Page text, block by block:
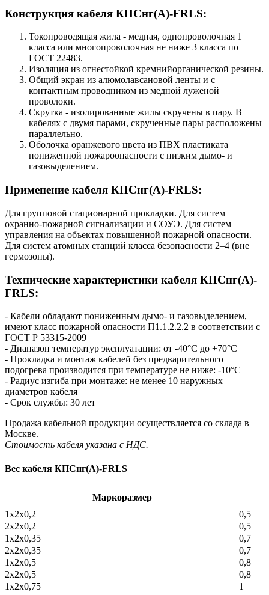
Конструкция кабеля КПСнг(А)-FRLS:
Токопроводящая жила - медная, однопроволочная 1
класса или многопроволочная не ниже 3 класса по
ГОСТ 22483.
Изоляция из огнестойкой кремнийорганической резины.
Общий экран из алюмолавсановой ленты и с
контактным проводником из медной луженой
проволоки.
Скрутка - изолированные жилы скручены в пару. В
кабелях с двумя парами, скрученные пары расположены
параллельно.
Оболочка оранжевого цвета из ПВХ пластиката
пониженной пожароопасности с низким дымо- и
газовыделением.
Применение кабеля КПСнг(А)-FRLS:
Для групповой стационарной прокладки. Для систем
охранно-пожарной сигнализации и СОУЭ. Для систем
управления на объектах повышенной пожарной опасности.
Для систем атомных станций класса безопасности 2–4 (вне
гермозоны).
Технические характеристики кабеля КПСнг(А)-
FRLS:
- Кабели обладают пониженным дымо- и газовыделением,
имеют класс пожарной опасности П1.1.2.2.2 в соответствии с
ГОСТ Р 53315-2009
- Диапазон температур эксплуатации: от -40°С до +70°С
- Прокладка и монтаж кабелей без предварительного
подогрева производится при температуре не ниже: -10°С
- Радиус изгиба при монтаже: не менее 10 наружных
диаметров кабеля
- Срок службы: 30 лет
Продажа кабельной продукции осуществляется со склада в
Москве.
Стоимость кабеля указана с НДС.
Вес кабеля КПСнг(А)-FRLS
Маркоразмер
1х2х0,2
0,5
2х2х0,2
0,5
1х2х0,35
0,7
2х2х0,35
0,7
1х2х0,5
0,8
2х2х0,5
0,8
1х2х0,75
1